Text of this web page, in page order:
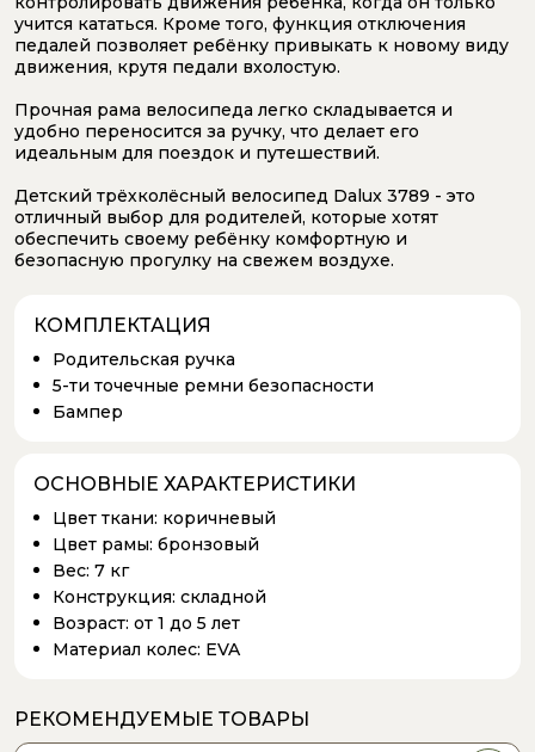
учится кататься. Кроме того, функция отключения
педалей позволяет ребёнку привыкать к новому виду
движения, крутя педали вхолостую.
Прочная рама велосипеда легко складывается и
удобно переносится за ручку, что делает его
идеальным для поездок и путешествий.
Детский трёхколёсный велосипед Dalux 3789 - это
отличный выбор для родителей, которые хотят
обеспечить своему ребёнку комфортную и
безопасную прогулку на свежем воздухе.
КОМПЛЕКТАЦИЯ
Родительская ручка
5-ти точечные ремни безопасности
Бампер
ОСНОВНЫЕ ХАРАКТЕРИСТИКИ
Цвет ткани: коричневый
Цвет рамы: бронзовый
Вес: 7 кг
Конструкция: складной
Возраст: от 1 до 5 лет
Материал колес: EVA
РЕКОМЕНДУЕМЫЕ ТОВАРЫ